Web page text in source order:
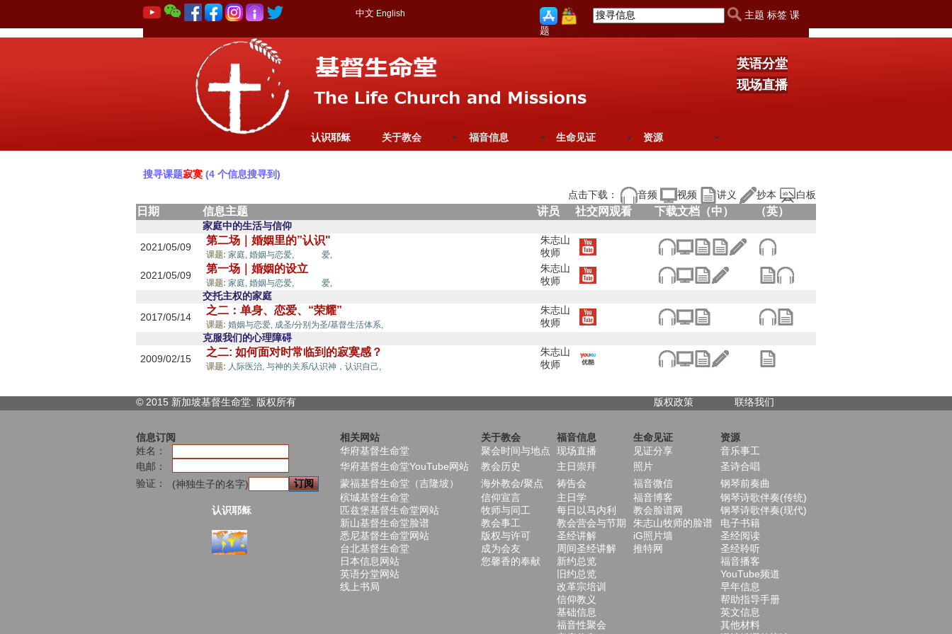
中文 English
主题 标签 课
题
英语分堂
现场直播
认识耶稣 关于教会 福音信息 生命见证 资源
搜寻课题寂寞 (4 个信息搜寻到)
点击下载：
音频 视频 讲义 抄本 白板
日期 信息主题 讲员 社交网观看 下载文档（中） （英）
家庭中的生活与信仰
2021/05/09
第二场｜婚姻里的”认识"
课题: 家庭, 婚姻与恋爱, 爱,
朱志山
牧师
2021/05/09
第一场｜婚姻的设立
课题: 家庭, 婚姻与恋爱, 爱,
朱志山
牧师
交托主权的家庭
2017/05/14
之二：单身、恋爱、“荣耀”
课题: 婚姻与恋爱, 成圣/分别为圣/基督生活体系,
朱志山
牧师
克服我们的心理障碍
2009/02/15
之二: 如何面对时常临到的寂寞感？
课题: 人际医治, 与神的关系/认识神，认识自己,
朱志山
牧师
© 2015 新加坡基督生命堂. 版权所有 版权政策 联络我们
信息订阅 相关网站 关于教会 福音信息 生命见证
资源
姓名：
华府基督生命堂 聚会时间与地点 现场直播 见证分享
音乐事工
电邮：
华府基督生命堂YouTube网站 教会历史 主日崇拜 照片
圣诗合唱
验证：
(神独生子的名字) 蒙福基督生命堂（吉隆坡） 海外教会/聚点 祷告会 福音微信
钢琴前奏曲
槟城基督生命堂
信仰宣言 主日学 福音博客
钢琴诗歌伴奏(传统)
认识耶稣
匹兹堡基督生命堂网站 牧师与同工 每日以马内利 教会脸谱网
钢琴诗歌伴奏(现代)
新山基督生命堂脸谱
教会事工 教会营会与节期 朱志山牧师的脸谱
电子书籍
悉尼基督生命堂网站
版权与许可 圣经讲解 iG照片墙
圣经阅读
台北基督生命堂
成为会友 周间圣经讲解 推特网
圣经聆听
日本信息网站
您馨香的奉献 新约总览
福音播客
英语分堂网站
旧约总览
YouTube频道
线上书局
改革宗培训
早年信息
信仰教义
帮助指导手册
基础信息
英文信息
福音性聚会
其他材料